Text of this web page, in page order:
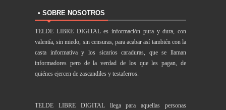
• SOBRE NOSOTROS
TELDE LIBRE DIGITAL es información pura y dura, con
valentía, sin miedo, sin censuras, para acabar así también con la
casta informativa y los sicarios caraduras, que se llaman
informadores pero de la verdad de los que les pagan, de
quiénes ejercen de zascandiles y testaferros.
TELDE LIBRE DIGITAL llega para aquellas personas